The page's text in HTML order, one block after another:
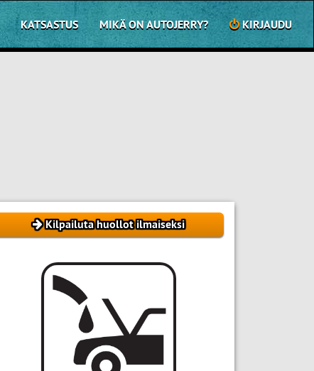
KATSASTUS MIKÄ ON AUTOJERRY? KIRJAUDU
Kilpailuta huollot ilmaiseksi